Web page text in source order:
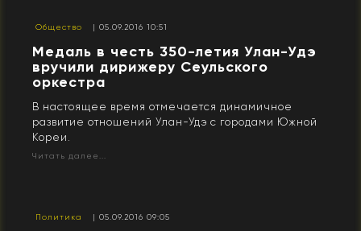
Общество | 05.09.2016 10:51
Медаль в честь 350-летия Улан-Удэ
вручили дирижеру Сеульского
оркестра
В настоящее время отмечается динамичное
развитие отношений Улан-Удэ с городами Южной
Кореи.
Читать далее...
Политика | 05.09.2016 09:05